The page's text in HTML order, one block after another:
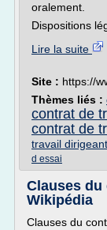
oralement.
Dispositions
Lire la suite
Site : https://
Thèmes liés :
contrat de
contrat de
travail
d essai
Clauses
Wikipédia
Clauses du